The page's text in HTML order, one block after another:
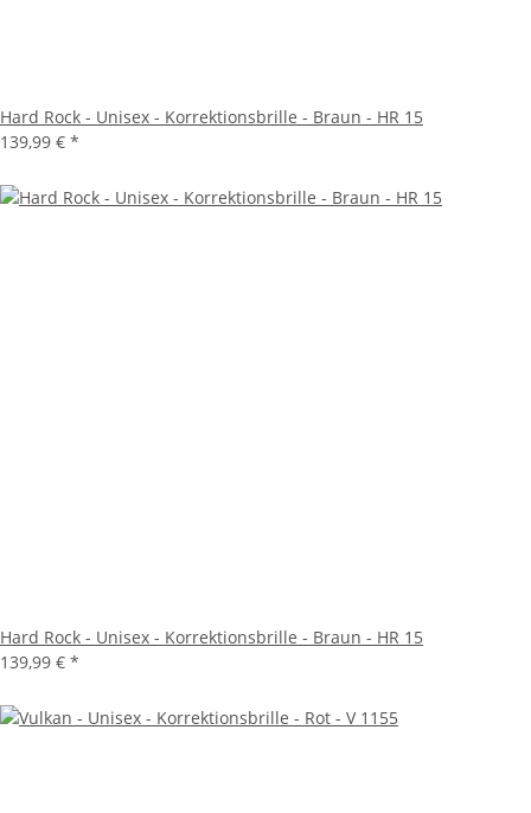
Hard Rock - Unisex - Korrektionsbrille - Braun - HR 15
139,99 € *
Hard Rock - Unisex - Korrektionsbrille - Braun - HR 15
139,99 € *